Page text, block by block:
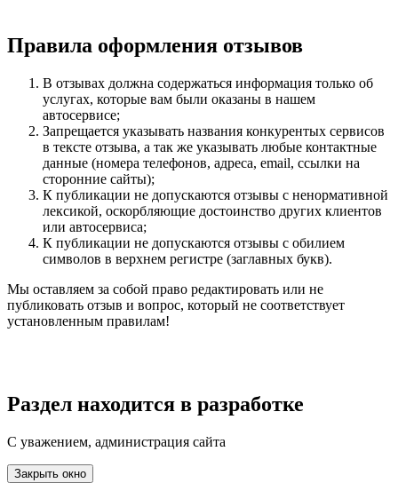
Правила оформления отзывов
В отзывах должна содержаться информация только об
услугах, которые вам были оказаны в нашем
автосервисе;
Запрещается указывать названия конкурентых сервисов
в тексте отзыва, а так же указывать любые контактные
данные (номера телефонов, адреса, email, ссылки на
сторонние сайты);
К публикации не допускаются отзывы с ненормативной
лексикой, оскорбляющие достоинство других клиентов
или автосервиса;
К публикации не допускаются отзывы с обилием
символов в верхнем регистре (заглавных букв).
Мы оставляем за собой право редактировать или не
публиковать отзыв и вопрос, который не соответствует
установленным правилам!
Раздел находится в разработке
С уважением, администрация сайта
Закрыть окно